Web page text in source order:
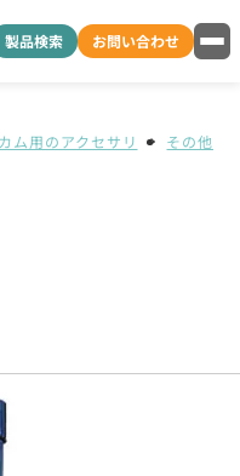
製品検索 お問い合わせ
ム用のアクセサリ その他